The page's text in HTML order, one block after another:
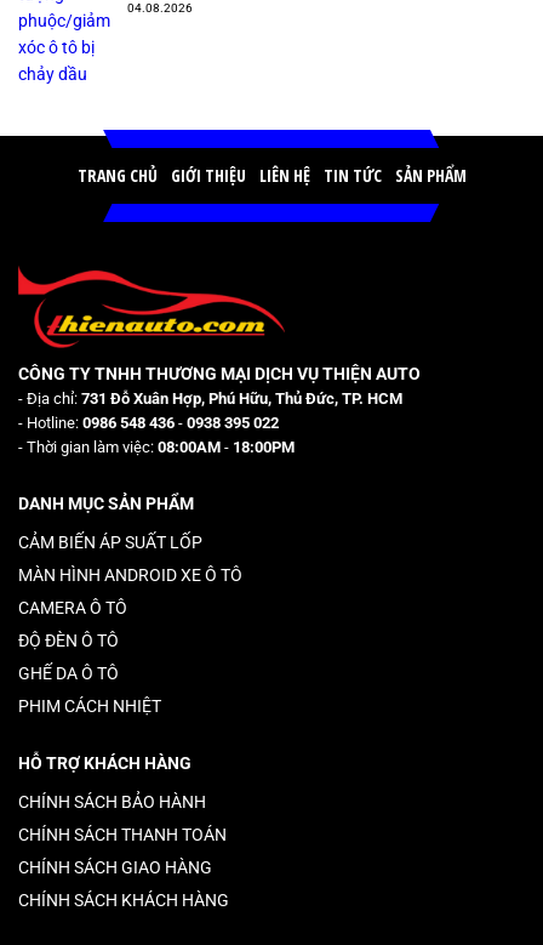
04.08.2026
TRANG CHỦ GIỚI THIỆU LIÊN HỆ TIN TỨC SẢN PHẨM
CÔNG TY TNHH THƯƠNG MẠI DỊCH VỤ THIỆN AUTO
- Địa chỉ: 731 Đỗ Xuân Hợp, Phú Hữu, Thủ Đức, TP. HCM
- Hotline: 0986 548 436 - 0938 395 022
- Thời gian làm việc: 08:00AM - 18:00PM
DANH MỤC SẢN PHẨM
CẢM BIẾN ÁP SUẤT LỐP
MÀN HÌNH ANDROID XE Ô TÔ
CAMERA Ô TÔ
ĐỘ ĐÈN Ô TÔ
GHẾ DA Ô TÔ
PHIM CÁCH NHIỆT
HỖ TRỢ KHÁCH HÀNG
CHÍNH SÁCH BẢO HÀNH
CHÍNH SÁCH THANH TOÁN
CHÍNH SÁCH GIAO HÀNG
CHÍNH SÁCH KHÁCH HÀNG